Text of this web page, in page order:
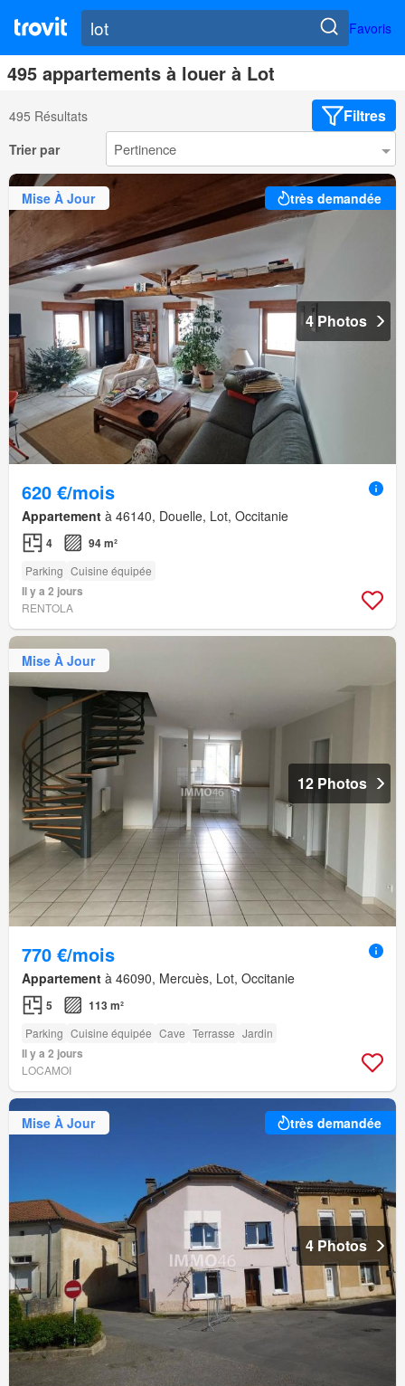
Favoris
495 appartements à louer à Lot
495 Résultats Filtres
Trier par
Mise À Jour très demandée
4 Photos
620 €/mois
Appartement à 46140, Douelle, Lot, Occitanie
4 94 m²
Parking Cuisine équipée
Il y a 2 jours
RENTOLA
Mise À Jour
12 Photos
770 €/mois
Appartement à 46090, Mercuès, Lot, Occitanie
5 113 m²
Parking Cuisine équipée Cave Terrasse Jardin
Il y a 2 jours
LOCAMOI
Mise À Jour très demandée
4 Photos